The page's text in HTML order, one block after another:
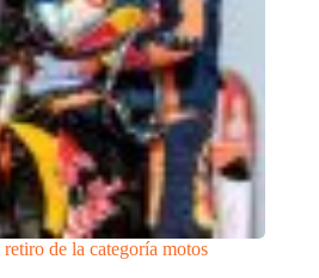
de la categoría motos